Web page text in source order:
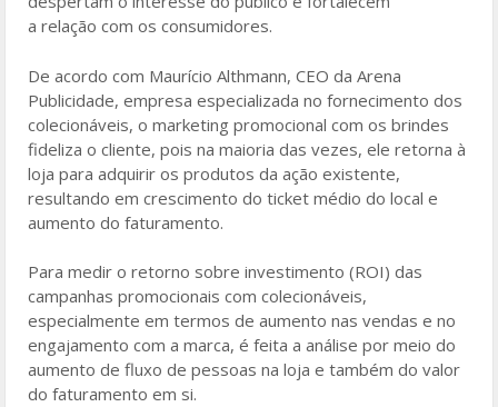
a relação com os consumidores.
De acordo com Maurício Althmann, CEO da Arena
Publicidade, empresa especializada no fornecimento dos
colecionáveis, o marketing promocional com os brindes
fideliza o cliente, pois na maioria das vezes, ele retorna à
loja para adquirir os produtos da ação existente,
resultando em crescimento do ticket médio do local e
aumento do faturamento.
Para medir o retorno sobre investimento (ROI) das
campanhas promocionais com colecionáveis,
especialmente em termos de aumento nas vendas e no
engajamento com a marca, é feita a análise por meio do
aumento de fluxo de pessoas na loja e também do valor
do faturamento em si.